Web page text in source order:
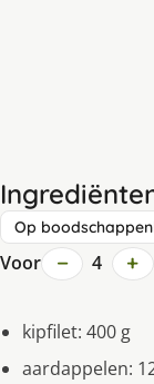
Op
Voor − 4 +
kipfilet: 400 g
aardappelen: